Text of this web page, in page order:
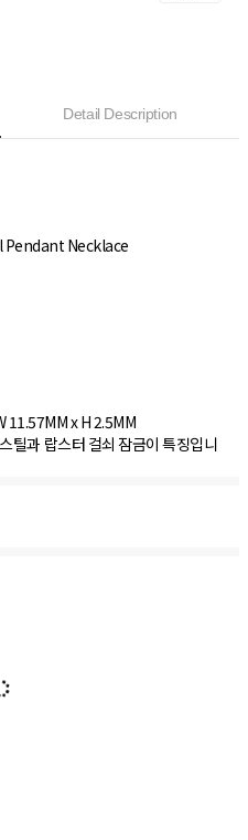
Detail Description
Pendant Necklace
x H 2.5MM
틸과 랍스터 걸쇠 잠금이 특징입니